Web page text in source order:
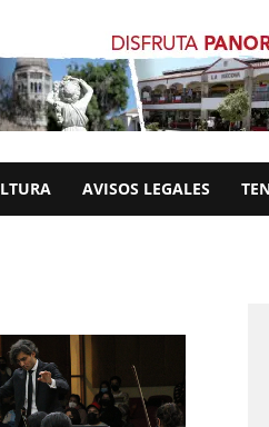
AVISOS LEGALES